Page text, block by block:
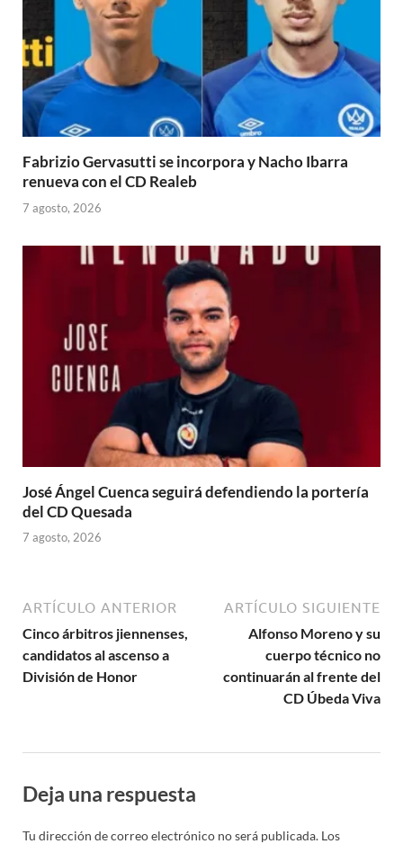
Fabrizio Gervasutti se incorpora y Nacho Ibarra
renueva con el CD Realeb
7 agosto, 2026
José Ángel Cuenca seguirá defendiendo la portería
del CD Quesada
7 agosto, 2026
ARTÍCULO ANTERIOR
Cinco árbitros jiennenses,
candidatos al ascenso a
División de Honor
ARTÍCULO SIGUIENTE
Alfonso Moreno y su
cuerpo técnico no
continuarán al frente del
CD Úbeda Viva
Deja una respuesta
Tu dirección de correo electrónico no será publicada. Los